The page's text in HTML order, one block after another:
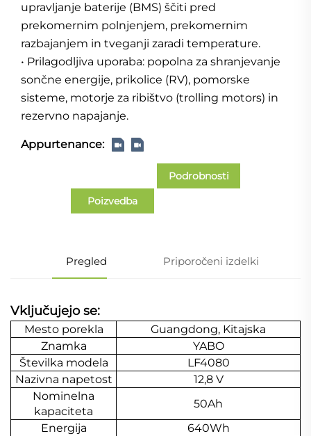
upravljanje baterije (BMS) ščiti pred
prekomernim polnjenjem, prekomernim
razbajanjem in tveganji zaradi temperature.
• Prilagodljiva uporaba: popolna za shranjevanje
sončne energije, prikolice (RV), pomorske
sisteme, motorje za ribištvo (trolling motors) in
rezervno napajanje.
Appurtenance:
Poizvedba
Podrobnosti
Pregled Priporočeni izdelki
Vključujejo se:
Mesto porekla
Guangdong, Kitajska
Znamka
YABO
Številka modela
LF4080
Nazivna napetost
12,8 V
Nominelna
kapaciteta
50Ah
Energija
640Wh